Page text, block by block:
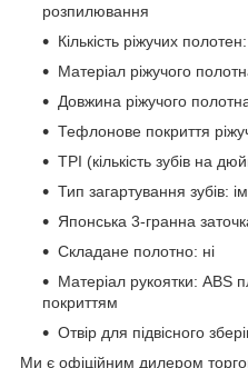
розпилювання
Кількість ріжучих
Матеріал ріжучого
Довжина ріжучого
Тефлонове покриття
TPI (кількість зубів на
Тип загартування зубів:
Японська 3-гранна
Складане полотно: ні
Матеріал рукоятки: ABS
покриттям
Отвір для підвісного
Ми є офіційним дилером